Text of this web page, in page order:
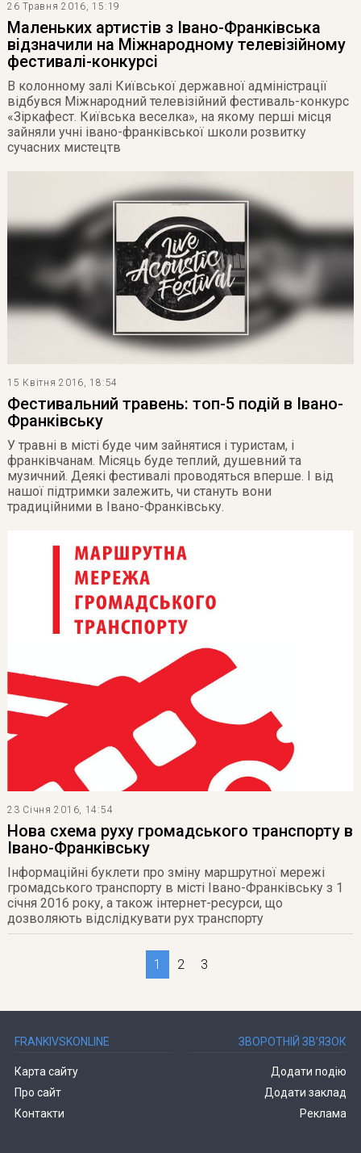
26 Травня 2016, 15:19
Маленьких артистів з Івано-Франківська
відзначили на Міжнародному телевізійному
фестивалі-конкурсі
В колонному залі Київської державної адміністрації
відбувся Міжнародний телевізійний фестиваль-конкурс
«Зіркафест. Київська веселка», на якому перші місця
зайняли учні івано-франківської школи розвитку
сучасних мистецтв
15 Квітня 2016, 18:54
Фестивальний травень: топ-5 подій в Івано-
Франківську
У травні в місті буде чим зайнятися і туристам, і
франківчанам. Місяць буде теплий, душевний та
музичний. Деякі фестивалі проводяться вперше. І від
нашої підтримки залежить, чи стануть вони
традиційними в Івано-Франківську.
23 Січня 2016, 14:54
Нова схема руху громадського транспорту в
Івано-Франківську
Інформаційні буклети про зміну маршрутної мережі
громадського транспорту в місті Івано-Франківську з 1
січня 2016 року, а також інтернет-ресурси, що
дозволяють відслідкувати рух транспорту
1 2 3
FRANKIVSKONLINE
Карта сайту
Про сайт
Контакти
ЗВОРОТНІЙ ЗВ’ЯЗОК
Додати подію
Додати заклад
Реклама